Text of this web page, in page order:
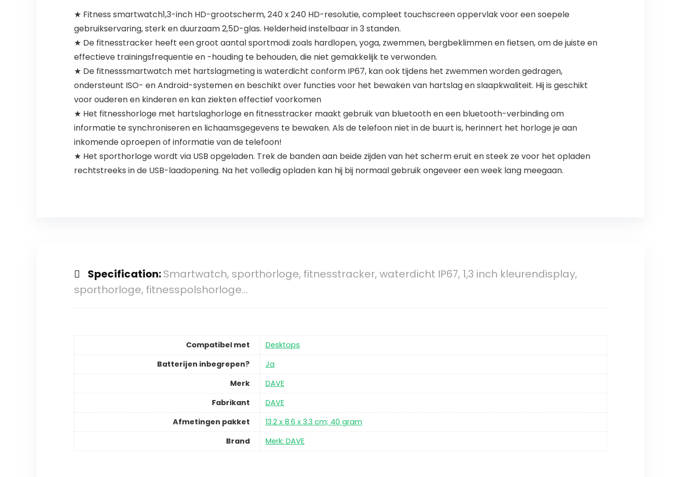
★ Fitness smartwatch1,3-inch HD-grootscherm, 240 x 240 HD-resolutie, compleet touchscreen oppervlak voor een soepele
gebruikservaring, sterk en duurzaam 2,5D-glas. Helderheid instelbaar in 3 standen.
★ De fitnesstracker heeft een groot aantal sportmodi zoals hardlopen, yoga, zwemmen, bergbeklimmen en fietsen, om de juiste en
effectieve trainingsfrequentie en -houding te behouden, die niet gemakkelijk te verwonden.
★ De fitnesssmartwatch met hartslagmeting is waterdicht conform IP67, kan ook tijdens het zwemmen worden gedragen,
ondersteunt ISO- en Android-systemen en beschikt over functies voor het bewaken van hartslag en slaapkwaliteit. Hij is geschikt
voor ouderen en kinderen en kan ziekten effectief voorkomen
★ Het fitnesshorloge met hartslaghorloge en fitnesstracker maakt gebruik van bluetooth en een bluetooth-verbinding om
informatie te synchroniseren en lichaamsgegevens te bewaken. Als de telefoon niet in de buurt is, herinnert het horloge je aan
inkomende oproepen of informatie van de telefoon!
★ Het sporthorloge wordt via USB opgeladen. Trek de banden aan beide zijden van het scherm eruit en steek ze voor het opladen
rechtstreeks in de USB-laadopening. Na het volledig opladen kan hij bij normaal gebruik ongeveer een week lang meegaan.
Specification:Smartwatch, sporthorloge, fitnesstracker, waterdicht IP67, 1,3 inch kleurendisplay,
sporthorloge, fitnesspolshorloge…
Compatibel met
Desktops
Batterijen inbegrepen?
Ja
Merk
DAVE
Fabrikant
DAVE
Afmetingen pakket
13.2 x 8.6 x 3.3 cm; 40 gram
Brand
Merk: DAVE